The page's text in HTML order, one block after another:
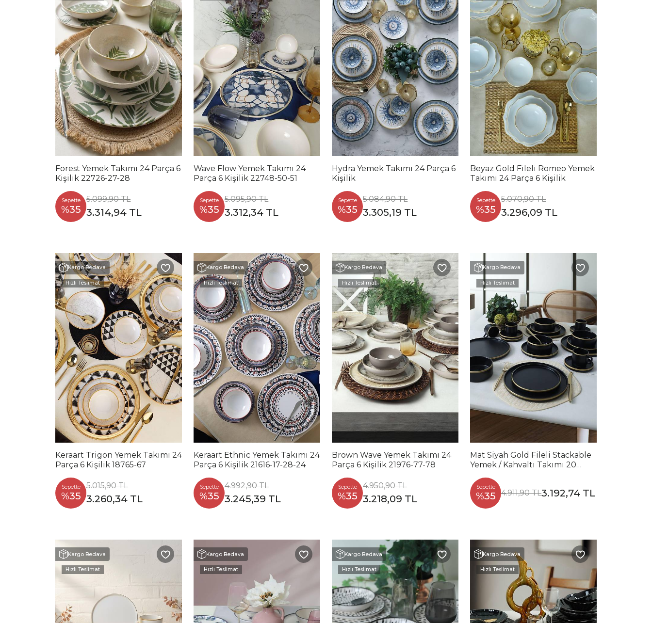
Forest Yemek Takımı 24 Parça 6
Kişilik 22726-27-28
Sepette
%35
5.099,90 TL
3.314,94 TL
Wave Flow Yemek Takımı 24
Parça 6 Kişilik 22748-50-51
Sepette
%35
5.095,90 TL
3.312,34 TL
Hydra Yemek Takımı 24 Parça 6
Kişilik
Sepette
%35
5.084,90 TL
3.305,19 TL
Beyaz Gold Fileli Romeo Yemek
Takımı 24 Parça 6 Kişilik
Sepette
%35
5.070,90 TL
3.296,09 TL
Kargo Bedava
Hızlı Teslimat
Keraart Trigon Yemek Takımı 24
Parça 6 Kişilik 18765-67
Sepette
%35
5.015,90 TL
3.260,34 TL
Kargo Bedava
Hızlı Teslimat
Keraart Ethnic Yemek Takımı 24
Parça 6 Kişilik 21616-17-28-24
Sepette
%35
4.992,90 TL
3.245,39 TL
Kargo Bedava
Hızlı Teslimat
Brown Wave Yemek Takımı 24
Parça 6 Kişilik 21976-77-78
Sepette
%35
4.950,90 TL
3.218,09 TL
Kargo Bedava
Hızlı Teslimat
Mat Siyah Gold Fileli Stackable
Yemek / Kahvaltı Takımı 20
Sepette
%35 4.911,90 TL3.192,74 TL
Kargo Bedava
Hızlı Teslimat
Kargo Bedava
Hızlı Teslimat
Kargo Bedava
Hızlı Teslimat
Kargo Bedava
Hızlı Teslimat